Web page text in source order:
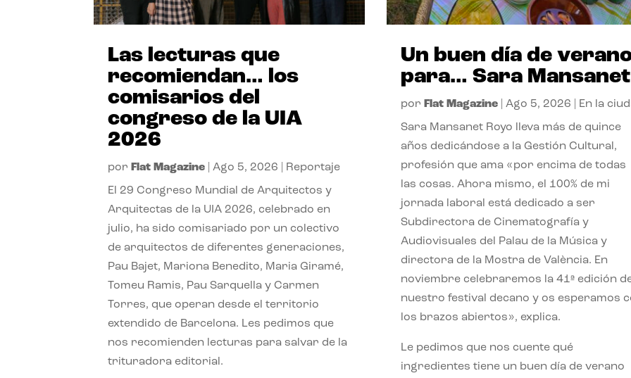
Las lecturas que
recomiendan… los
comisarios del
congreso de la UIA
2026
por Flat Magazine |Ago 5, 2026 Reportaje
El 29 Congreso Mundial de Arquitectos y
Arquitectas de la UIA 2026, celebrado en
julio, ha sido comisariado por un colectivo
de arquitectos de diferentes generaciones,
Pau Bajet, Mariona Benedito, Maria Giramé,
Tomeu Ramis, Pau Sarquella y Carmen
Torres, que operan desde el territorio
extendido de Barcelona. Les pedimos que
nos recomienden lecturas para salvar de la
trituradora editorial.
Un buen día de
para… Sara Mansanet
por Flat Magazine| Ago 5, 2026 En la
Sara Mansanet Royo lleva más de quince
años dedicándose a la Gestión Cultural,
profesión que ama «por encima de todas
las cosas. Ahora mismo, el 100% de mi
jornada laboral está dedicado a ser
Subdirectora de Cinematografía y
Audiovisuales del Palau de la Música y
directora de la Mostra de València. En
noviembre celebraremos la 41ª edición
nuestro festival decano y os esperamos
los brazos abiertos», explica.
Le pedimos que nos cuente qué
ingredientes tiene un buen día de verano